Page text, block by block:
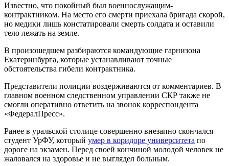
Известно, что покойный был военнослужащим-
контрактником. На место его смерти приехала бригада скорой,
но медики лишь констатировали смерть солдата и оставили
тело лежать на земле.
В произошедшем разбираются командующие гарнизона
Екатеринбурга, которые устанавливают точные
обстоятельства гибели контрактника.
Представители полиции воздерживаются от комментариев. В
главном военном следственном управлении СКР также не
смогли оперативно ответить на звонок корреспондента
«ФедералПресс».
Ранее в уральской столице совершенно внезапно скончался
студент УрФУ, который умер в коридоре университета по
дороге на экзамен. Перед своей кончиной молодой человек не
жаловался на здоровье и не выглядел больным.